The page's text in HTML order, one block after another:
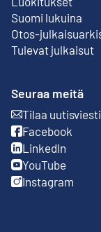
Suomi lukuina
Otos-
Ulkoinen linkki
Tulevat julkaisut
Seuraa meitä
Tilaa uutisviesti
Ulkoinen linkki
Facebook
Ulkoinen linkki
LinkedIn
Ulkoinen linkki
YouTube
Ulkoinen linkki
Instagram
Ulkoinen linkki